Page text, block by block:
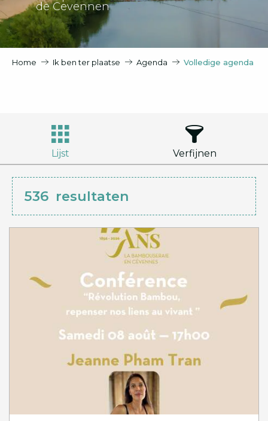
de Cevennen
Home Ik ben ter plaatse Agenda Volledige agenda
Lijst Verfijnen
536 resultaten